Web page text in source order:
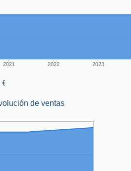
2021 2022 2023
€
de ventas